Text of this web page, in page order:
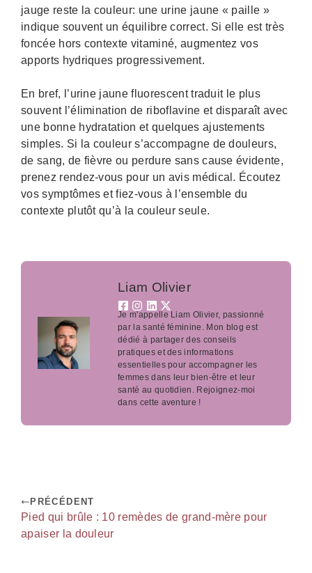
jauge reste la couleur: une urine jaune « paille »
indique souvent un équilibre correct. Si elle est très
foncée hors contexte vitaminé, augmentez vos
apports hydriques progressivement.
En bref, l’urine jaune fluorescent traduit le plus
souvent l’élimination de riboflavine et disparaît avec
une bonne hydratation et quelques ajustements
simples. Si la couleur s’accompagne de douleurs,
de sang, de fièvre ou perdure sans cause évidente,
prenez rendez-vous pour un avis médical. Écoutez
vos symptômes et fiez-vous à l’ensemble du
contexte plutôt qu’à la couleur seule.
Liam Olivier
Je m'appelle Liam Olivier, passionné
par la santé féminine. Mon blog est
dédié à partager des conseils
pratiques et des informations
essentielles pour accompagner les
femmes dans leur bien-être et leur
santé au quotidien. Rejoignez-moi
dans cette aventure !
PRÉCÉDENT
Pied qui brûle : 10 remèdes de grand-mère pour
apaiser la douleur